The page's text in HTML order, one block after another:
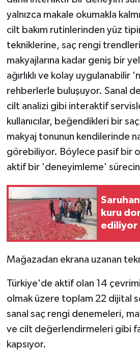
yalnızca makale okumakla
cilt bakım rutinlerinden yüz
tekniklerine, saç rengi
makyajlarına kadar geniş bir
ağırlıklı ve kolay uygulanabilir
rehberlerle buluşuyor. Sanal
cilt analizi gibi interaktif
kullanıcılar, beğendikleri bir
makyaj tonunun kendilerinde
görebiliyor. Böylece pasif bir
aktif bir 'deneyimleme'
kuru
ediliyor
Mağazadan ekrana uzanan
Türkiye'de aktif olan 14
olmak üzere toplam 22 dijital
sanal saç rengi denemeleri,
ve cilt değerlendirmeleri gibi
kapsıyor.